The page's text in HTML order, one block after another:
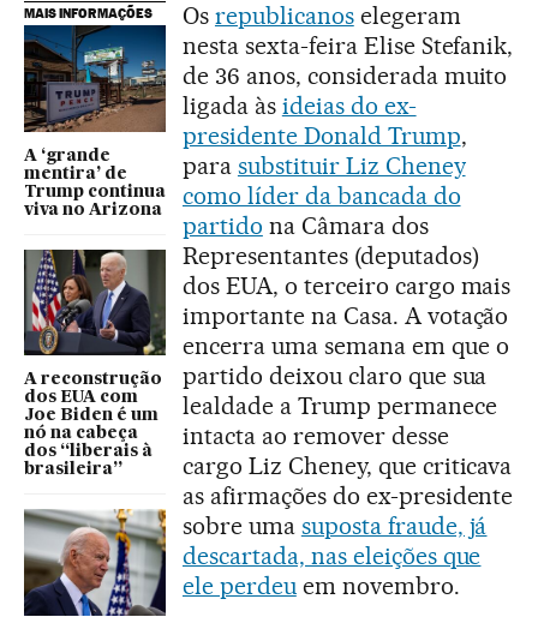
MAIS INFORMAÇÕES
A ‘grande
mentira’ de
Trump continua
viva no Arizona
A reconstrução
dos EUA com
Joe Biden é um
nó na cabeça
dos “liberais à
brasileira”
Os republicanoselegeram
nesta sexta-feira Elise Stefanik,
de 36 anos, considerada muito
ligada às ideias do ex-
presidente Donald Trump,
para substituir Liz Cheney
como líder da bancada do
partido na Câmara dos
Representantes (deputados)
dos EUA, o terceiro cargo mais
importante na Casa. A votação
encerra uma semana em que o
partido deixou claro que sua
lealdade a Trump permanece
intacta ao remover desse
cargo Liz Cheney, que criticava
as afirmações do ex-presidente
sobre uma suposta fraude, já
descartada, nas eleições que
ele perdeuem novembro.